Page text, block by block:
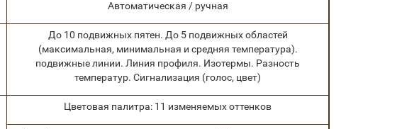
Автоматическая / ручная
До 10 подвижных пятен. До 5 подвижных областей
(максимальная, минимальная и средняя температура).
подвижные линии. Линия профиля. Изотермы. Разность
температур. Сигнализация (голос, цвет)
Цветовая палитра: 11 изменяемых оттенков